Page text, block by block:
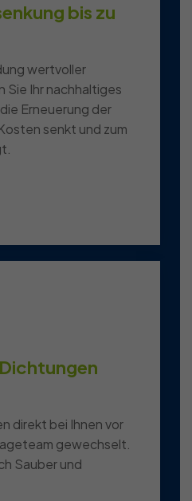
bis zu
wertvoller
Sie Ihr nachhaltiges
Erneuerung der
senkt und zum
direkt bei Ihnen vor
gewechselt.
Sauber und